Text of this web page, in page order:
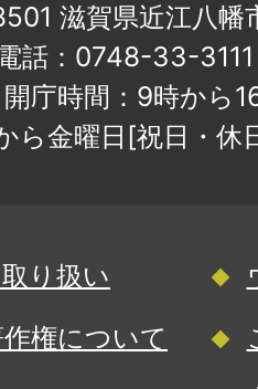
滋賀県近江八幡
話：0748-33-
開庁時間：9時から
ら金曜日[祝日・
り扱い
権について